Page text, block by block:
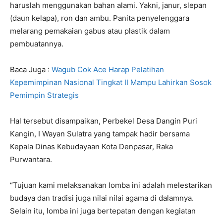
haruslah menggunakan bahan alami. Yakni, janur, slepan
(daun kelapa), ron dan ambu. Panita penyelenggara
melarang pemakaian gabus atau plastik dalam
pembuatannya.
Baca Juga : Wagub Cok Ace Harap Pelatihan
Kepemimpinan Nasional Tingkat II Mampu Lahirkan Sosok
Pemimpin Strategis
Hal tersebut disampaikan, Perbekel Desa Dangin Puri
Kangin, I Wayan Sulatra yang tampak hadir bersama
Kepala Dinas Kebudayaan Kota Denpasar, Raka
Purwantara.
“Tujuan kami melaksanakan lomba ini adalah melestarikan
budaya dan tradisi juga nilai nilai agama di dalamnya.
Selain itu, lomba ini juga bertepatan dengan kegiatan